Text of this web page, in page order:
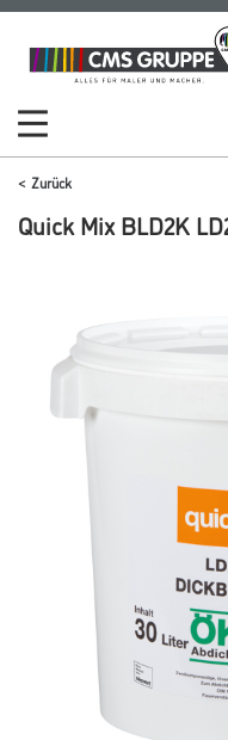
Zum
Inhalt
Zum
Navigationsmenü
Zurück
Quick Mix BLD2K